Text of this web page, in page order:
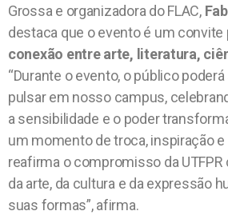
Grossa e organizadora do FLAC,
destaca que o evento é um convite
conexão entre arte, literatura,
“Durante o evento, o público
pulsar em nosso campus,
a sensibilidade e o poder
um momento de troca, inspiração
reafirma o compromisso da
da arte, da cultura e da expressão
suas formas”, afirma.